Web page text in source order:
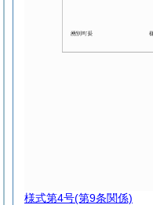
様式第4号(第9条関係)